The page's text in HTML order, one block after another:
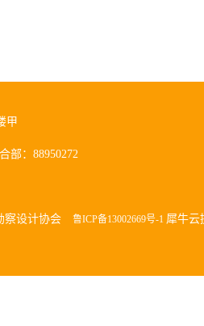
甲
部：88950272
察设计协会 鲁ICP备13002669号-1 犀牛云